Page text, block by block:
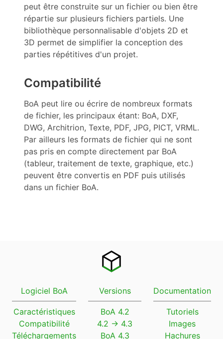
peut être construite sur un fichier ou bien être
répartie sur plusieurs fichiers partiels. Une
bibliothèque personnalisable d'objets 2D et
3D permet de simplifier la conception des
parties répétitives d'un projet.
Compatibilité
BoA peut lire ou écrire de nombreux formats
de fichier, les principaux étant: BoA, DXF,
DWG, Architrion, Texte, PDF, JPG, PICT, VRML.
Par ailleurs les formats de fichier qui ne sont
pas pris en compte directement par BoA
(tableur, traitement de texte, graphique, etc.)
peuvent être convertis en PDF puis utilisés
dans un fichier BoA.
Logiciel BoA
Caractéristiques
Compatibilité
Téléchargements
Versions
BoA 4.2
4.2 → 4.3
BoA 4.3
Documentation
Tutoriels
Images
Hachures